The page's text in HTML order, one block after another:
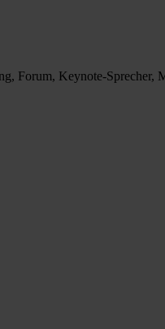
Forum, Keynote-Sprecher,